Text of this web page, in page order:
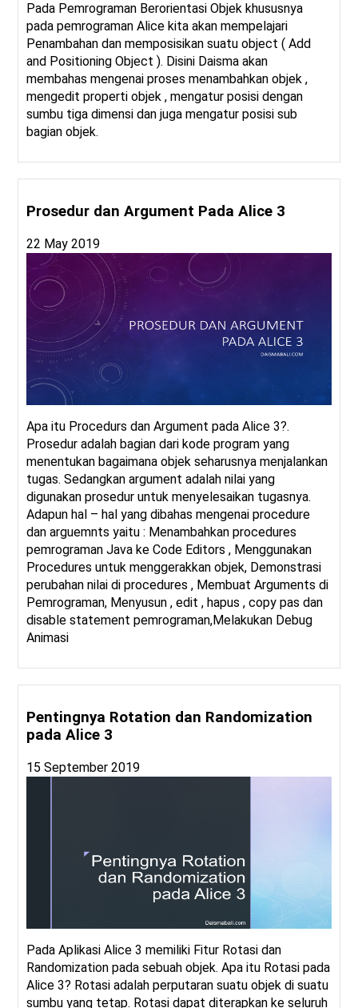
Pada Pemrograman Berorientasi Objek khususnya
pada pemrograman Alice kita akan mempelajari
Penambahan dan memposisikan suatu object ( Add
and Positioning Object ). Disini Daisma akan
membahas mengenai proses menambahkan objek ,
mengedit properti objek , mengatur posisi dengan
sumbu tiga dimensi dan juga mengatur posisi sub
bagian objek.
Prosedur dan Argument Pada Alice 3
22 May 2019
Apa itu Procedurs dan Argument pada Alice 3?.
Prosedur adalah bagian dari kode program yang
menentukan bagaimana objek seharusnya menjalankan
tugas. Sedangkan argument adalah nilai yang
digunakan prosedur untuk menyelesaikan tugasnya.
Adapun hal – hal yang dibahas mengenai procedure
dan arguemnts yaitu : Menambahkan procedures
pemrograman Java ke Code Editors , Menggunakan
Procedures untuk menggerakkan objek, Demonstrasi
perubahan nilai di procedures , Membuat Arguments di
Pemrograman, Menyusun , edit , hapus , copy pas dan
disable statement pemrograman,Melakukan Debug
Animasi
Pentingnya Rotation dan Randomization
pada Alice 3
15 September 2019
Pada Aplikasi Alice 3 memiliki Fitur Rotasi dan
Randomization pada sebuah objek. Apa itu Rotasi pada
Alice 3? Rotasi adalah perputaran suatu objek di suatu
sumbu yang tetap. Rotasi dapat diterapkan ke seluruh